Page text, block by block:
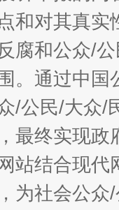
养老服
和对其真实
腐和公众/
。通过中
/公民/大众/
最终实现
站结合现
为社会公